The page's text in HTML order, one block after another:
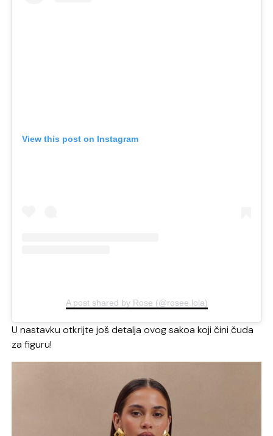
View this post on Instagram
A post shared by Rose (@rosee.lola)
U nastavku otkrijte još detalja ovog sakoa koji čini čuda
za figuru!